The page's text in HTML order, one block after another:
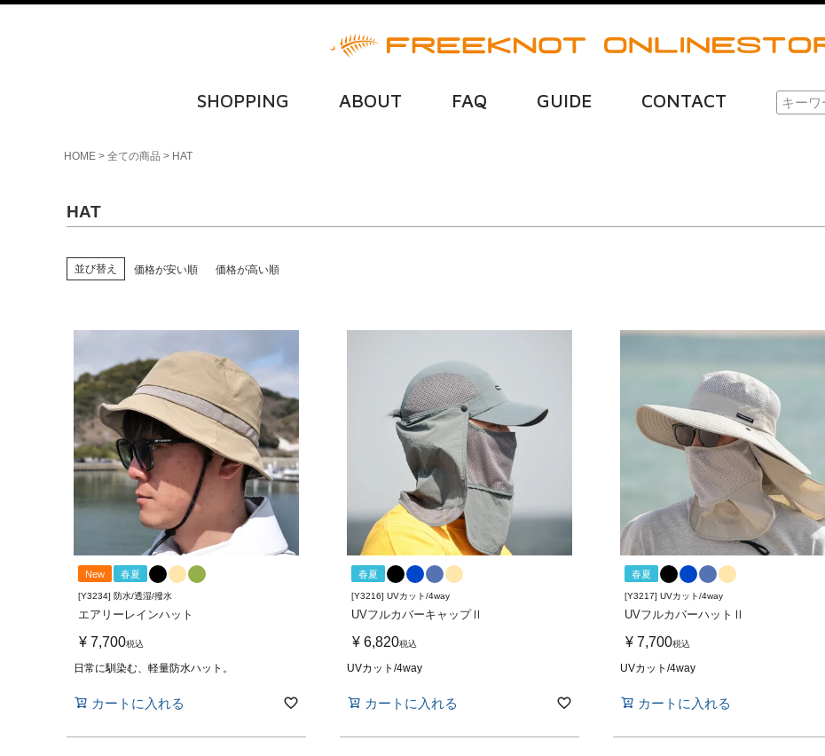
SHOPPING ABOUT FAQ GUIDE CONTACT
HOME 全ての商品 HAT
HAT
並び替え 価格が安い順 価格が高い順
New 春夏
[Y3234] 防水/透湿/撥水
エアリーレインハット
¥ 7,700税込
日常に馴染む、軽量防水ハット。
カートに入れる
春夏
[Y3216] UVカット/4way
UVフルカバーキャップⅡ
¥ 6,820税込
UVカット/4way
カートに入れる
春夏
[Y3217] UVカット/4way
UVフルカバーハットⅡ
¥ 7,700税込
UVカット/4way
カートに入れる